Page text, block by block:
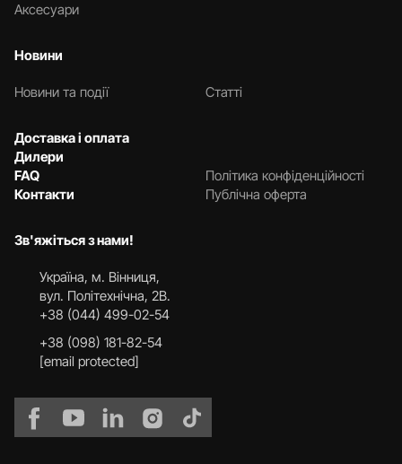
Аксесуари
Новини
Новини та події Статті
Доставка і оплата
Дилери
FAQ
Контакти
Політика конфіденційності
Публічна оферта
Зв'яжіться з нами!
Українa, м. Вінниця,
вул. Політехнічна, 2В.
+38 (044) 499-02-54
+38 (098) 181-82-54
[email protected]